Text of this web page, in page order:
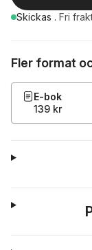
Skickas . Fri
Fler format
E-bok
139 kr